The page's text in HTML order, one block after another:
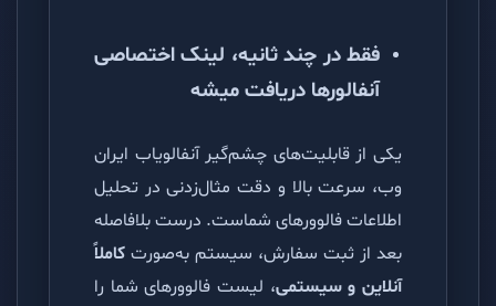
فقط در چند ثانیه، لینک اختصاصی
آنفالورها دریافت میشه
یکی از قابلیت‌های چشم‌گیر آنفالویاب ایران
وب، سرعت بالا و دقت مثال‌زدنی در تحلیل
اطلاعات فالوورهای شماست. درست بلافاصله
بعد از ثبت سفارش، سیستم به‌صورت کاملاً
آنلاین و سیستمی، لیست فالوورهای شما را